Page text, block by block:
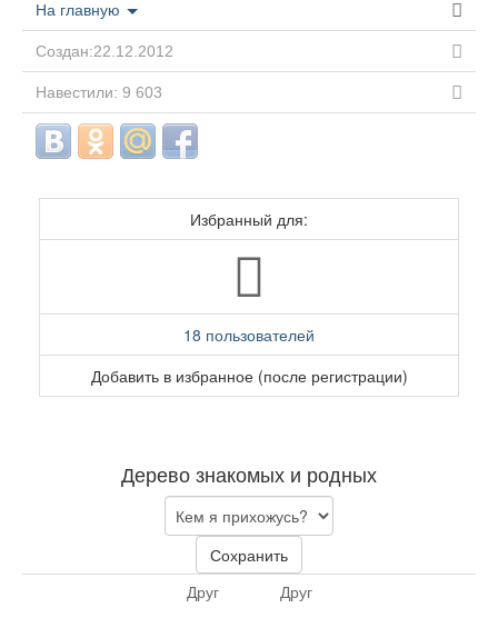
На главную
Создан:22.12.2012
Навестили: 9 603
Избранный для:
18 пользователей
Добавить в избранное (после регистрации)
Дерево знакомых и родных
Сохранить
Друг
Друг